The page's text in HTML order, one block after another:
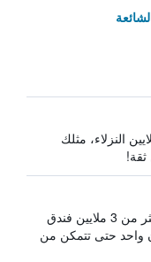
النزلاء، مثلك
ثقة!
يبحث HotelsCombined في أكثر من 3 ملايين فندق
واحد حتى تتمكن من